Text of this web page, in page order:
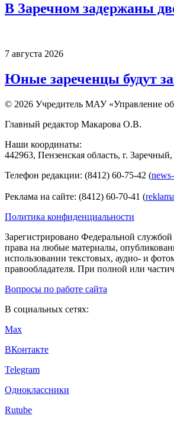
В Заречном задержаны
7 августа 2026
Юные зареченцы будут
© 2026 Учредитель МАУ «Управление
Главный редактор Макарова О.В.
Наши координаты:
442963, Пензенская область, г.
Телефон редакции: (8412) 60-75-42 (
Реклама на сайте: (8412) 60-70-41 (
Политика конфиденциальности
Зарегистрировано Федеральной
права на любые материалы,
использовании текстовых, аудио- и
правообладателя. При полной или
Вопросы по работе сайта
В социальных сетях:
Max
ВКонтакте
Telegram
Одноклассники
Rutube